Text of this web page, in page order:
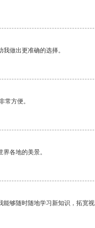
做出更准确的选择。
常方便。
各地的美景。
够随时随地学习新知识，拓宽